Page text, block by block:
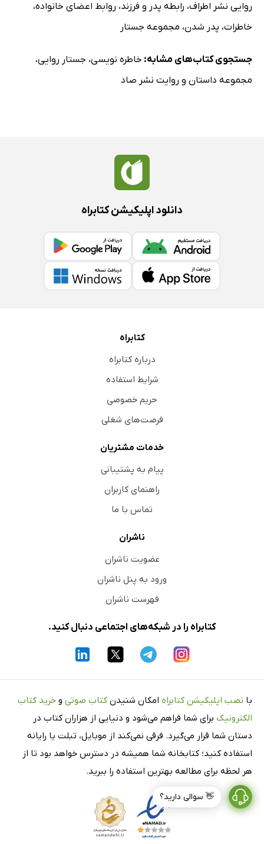
روایی نشر اطراف، رابطه پدر و فرزند، روابط اعضای خانواده،
خاطرات، پدر شدن، مجموعه جستار
جستجوی کتاب‌های مشابه: خاطره نویسی، جستار روایی،
مجموعه داستان و روایت نشر صاد
👋 سوالی دارید؟
دانلود اپلیکیشن کتابراه
کتابراه
درباره کتابراه
شرایط استفاده
حریم خصوصی
فرصت‌های شغلی
خدمات مشتریان
پیام به پشتیبانی
راهنمای کاربران
تماس با ما
ناشران
عضویت ناشران
ورود به پنل ناشران
فهرست ناشران
کتابراه را در شبکه‌های اجتماعی دنبال کنید.
با نصب اپلیکیشن کتابراه امکان شنیدن کتاب صوتی و خرید کتاب
الکترونیک برای شما فراهم می‌شود و دنیایی از هزاران کتاب در
دستان شما قرار می‌گیرد. فرقی نمی‌کند از موبایل، تبلت یا رایانه
استفاده کنید؛ کتابخانه شما همیشه در دسترس خواهد بود تا از
هر لحظه برای مطالعه بهترین استفاده را ببرید.